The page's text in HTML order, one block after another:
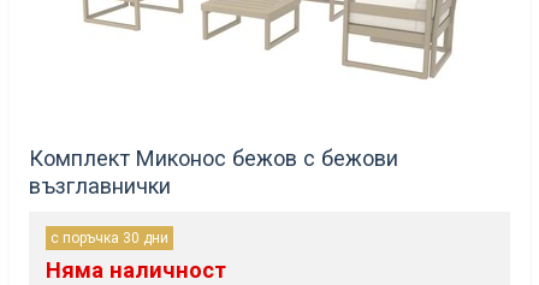
Комплект Миконос бежов с бежови
възглавнички
с поръчка 30 дни
Няма наличност